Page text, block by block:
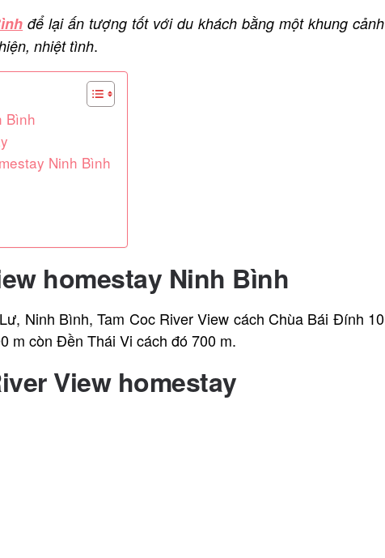
để lại ấn tượng tốt với du khách bằng một khung cảnh
nhiệt tình.
Bình
Ninh Bình
homestay Ninh Bình
Ninh Bình, Tam Coc River View cách Chùa Bái Đính 10
m còn Đền Thái Vi cách đó 700 m.
View homestay